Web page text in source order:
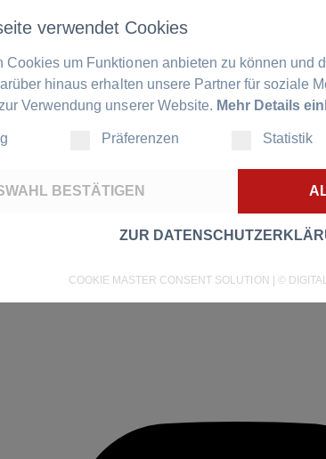
verwendet Cookies
Cookies um Funktionen anbieten zu können und
hinaus erhalten unsere Partner für soziale
Verwendung unserer Website. Mehr Details
Präferenzen Statistik
BESTÄTIGEN
ZUR
COOKIE MASTER CONSENT SOLUTION | ©